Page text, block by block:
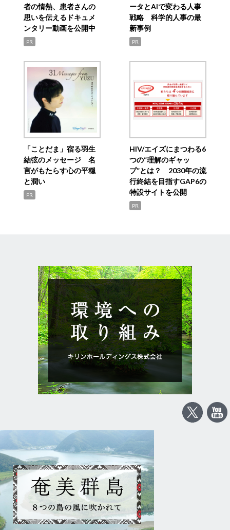
者の情熱、患者さんの
思いを伝えるドキュメ
ンタリー動画を公開中
PR
ータとAIで変わる人事
戦略 科学的人事の最
新事例
PR
「ことだま」宿る羽生
結弦のメッセージ 名
言がもたらす心の平穏
と潤い
PR
HIV/エイズにまつわる6
つの“理解のギャッ
プ”とは？ 2030年の流
行終結を目指すGAP6の
特設サイトを公開
PR